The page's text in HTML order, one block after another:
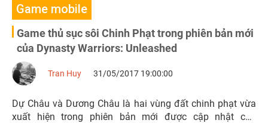
Game mobile
Game thủ sục sôi Chinh Phạt trong phiên bản mới
của Dynasty Warriors: Unleashed
Tran Huy 31/05/2017 19:00:00
Dự Châu và Dương Châu là hai vùng đất chinh phạt vừa
xuất hiện trong phiên bản mới được cập nhật của